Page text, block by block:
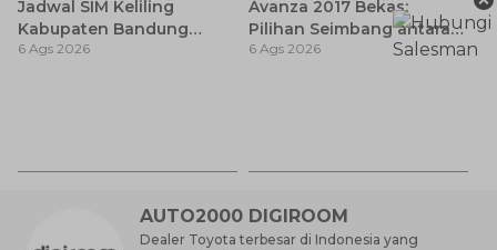
Jadwal SIM Keliling
Kabupaten Bandung
Terbaru 2026 dan
6 Ags 2026
Avanza 2017 Bekas:
Pilihan Seimbang antara
Harga dan Fitur Modern
6 Ags 2026
AUTO2000 DIGIROOM
Dealer Toyota terbesar di Indonesia yang